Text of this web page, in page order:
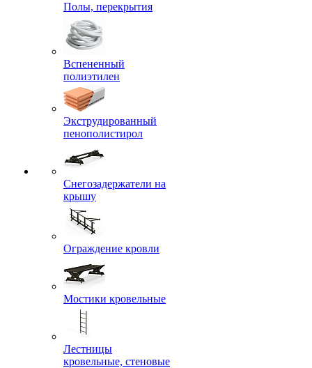
Полы, перекрытия
Вспененный
полиэтилен
Экструдированный
пенополистирол
Снегозадержатели на
крышу
Ограждение кровли
Мостики кровельные
Лестницы
кровельные, стеновые